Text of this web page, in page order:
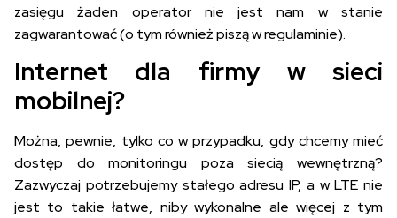
zasięgu żaden operator nie jest nam w stanie
zagwarantować (o tym również piszą w regulaminie).
Internet dla firmy w sieci
mobilnej?
Można, pewnie, tylko co w przypadku, gdy chcemy mieć
dostęp do monitoringu poza siecią wewnętrzną?
Zazwyczaj potrzebujemy stałego adresu IP, a w LTE nie
jest to takie łatwe, niby wykonalne ale więcej z tym